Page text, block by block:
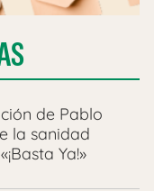
de Pablo
la sanidad
Ya!»